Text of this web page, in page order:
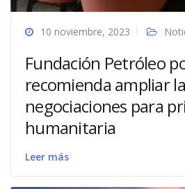
10 noviembre, 2023
Fundación Petróleo
recomienda ampliar
negociaciones para
humanitaria
Leer más